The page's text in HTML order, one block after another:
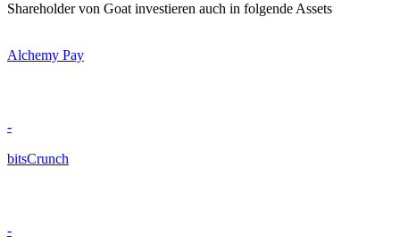
Shareholder von Goat investieren auch in folgende Assets
Alchemy Pay
-
bitsCrunch
-